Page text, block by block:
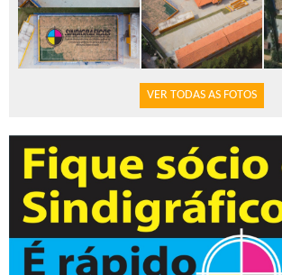
VER TODAS AS FOTOS